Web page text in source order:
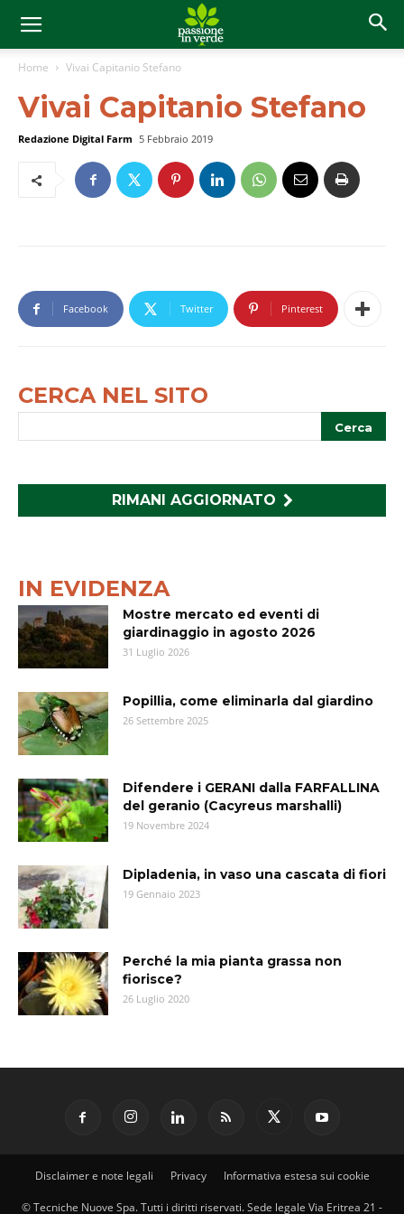
Home Vivai Capitanio Stefano
Vivai Capitanio Stefano
Redazione Digital Farm 5 Febbraio 2019
Facebook Twitter Pinterest
CERCA NEL SITO
RIMANI AGGIORNATO
IN EVIDENZA
Mostre mercato ed eventi di
giardinaggio in agosto 2026
31 Luglio 2026
Popillia, come eliminarla dal giardino
26 Settembre 2025
Difendere i GERANI dalla FARFALLINA
del geranio (Cacyreus marshalli)
19 Novembre 2024
Dipladenia, in vaso una cascata di fiori
19 Gennaio 2023
Perché la mia pianta grassa non
fiorisce?
26 Luglio 2020
Disclaimer e note legali Privacy Informativa estesa sui cookie
© Tecniche Nuove Spa. Tutti i diritti riservati. Sede legale Via Eritrea 21 -